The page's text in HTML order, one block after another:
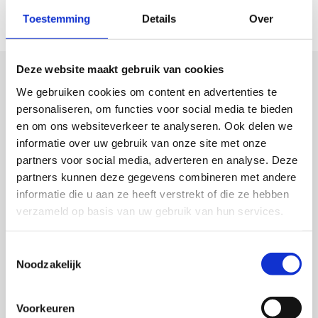
Toestemming Details Over
Deze website maakt gebruik van cookies
We gebruiken cookies om content en advertenties te
personaliseren, om functies voor social media te bieden
en om ons websiteverkeer te analyseren. Ook delen we
informatie over uw gebruik van onze site met onze
partners voor social media, adverteren en analyse. Deze
partners kunnen deze gegevens combineren met andere
informatie die u aan ze heeft verstrekt of die ze hebben
verzameld op basis van uw gebruik van hun services.
Noodzakelijk
Voorkeuren
Gerelateerde rechtsgebieden
Ondernemingsrecht
De advocaten ondernemingsrecht van Rensen
advocaten spreken de taal van de ondernemer. Wij
denken met u mee over strategische besluiten, het
voorkomen van)...
Contractenrecht en
Er zijn allerlei soorten contracten. Koopcontracten,